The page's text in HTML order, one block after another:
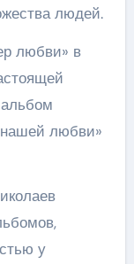
людей.
любви» в
нашей любви»
у